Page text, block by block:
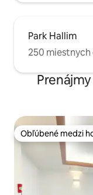
Park Hallim
250
Obľúbené medzi
Obľúbené medzi